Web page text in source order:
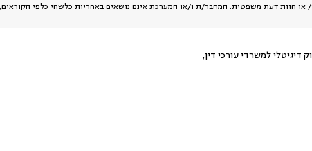
ו/ או חוות דעת משפטית. המחבר/ת ו/או המערכת אינם נושאים באחריות כלשהי כלפי
למשרדי עורכי דין,